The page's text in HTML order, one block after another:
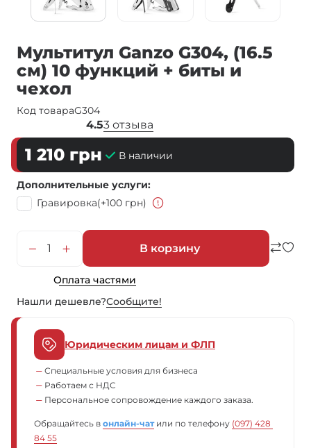
Мультитул Ganzo G304, (16.5
см) 10 функций + биты и
чехол
Код товараG304
4.53 отзыва
1 210 грн В наличии
Дополнительные услуги
Гравировка(+100 грн)
В корзину
Оплата частями
Нашли дешевле?Сообщите!
Юридическим лицам и ФЛП
Специальные условия для бизнеса
Работаем с НДС
Персональное сопровождение каждого заказа.
Обращайтесь в онлайн-чатили по телефону (097) 428
84 55